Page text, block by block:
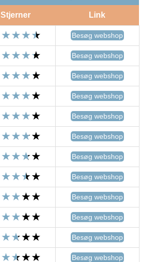
Stjerner Link
Besøg webshop
Besøg webshop
Besøg webshop
Besøg webshop
Besøg webshop
Besøg webshop
Besøg webshop
Besøg webshop
Besøg webshop
Besøg webshop
Besøg webshop
Besøg webshop